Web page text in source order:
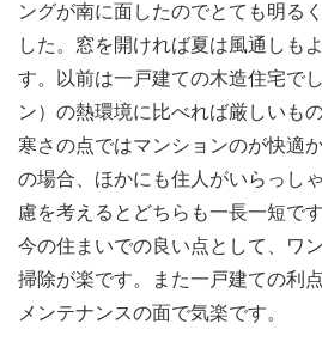
ングが南に面したのでとても明る
した。窓を開ければ夏は風通しも
す。以前は一戸建ての木造住宅で
ン）の熱環境に比べれば厳しいも
寒さの点ではマンションのが快適
の場合、ほかにも住人がいらっし
慮を考えるとどちらも一長一短です
今の住まいでの良い点として、ワ
掃除が楽です。また一戸建ての利
メンテナンスの面で気楽です。